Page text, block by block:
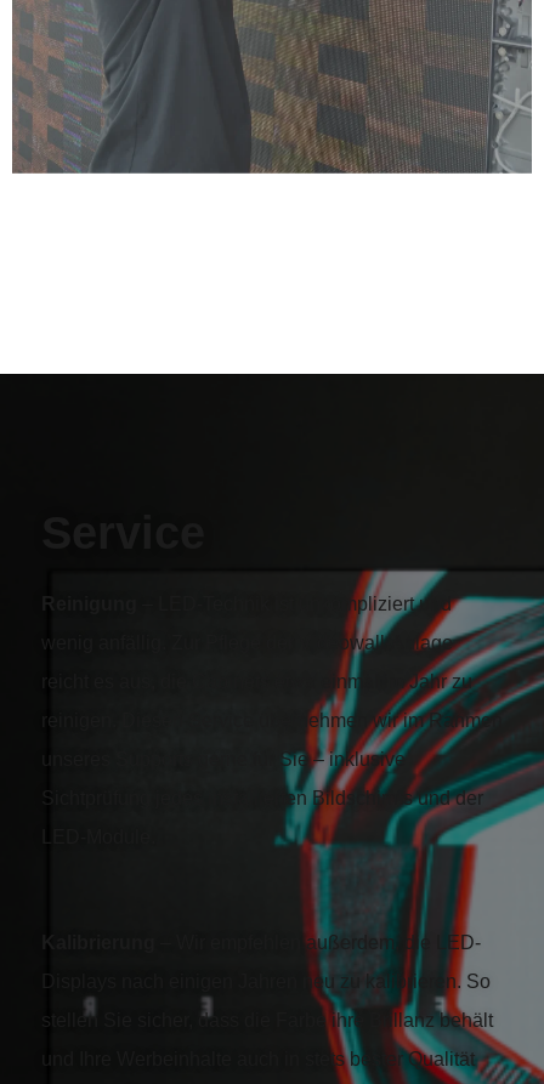
Reinigung
– LED-Technik ist unkompliziert und
wenig anfällig. Zur Pflege der Videowall-Anlage
reicht es aus, die Cabinets etwa einmal im Jahr zu
reinigen. Diesen Service übernehmen wir im Rahmen
unseres Supports gerne für Sie – inklusive
Sichtprüfung jedes installierten Bildschirms und der
Kalibrierung
– Wir empfehlen außerdem, die LED-
Displays nach einigen Jahren neu zu kalibrieren. So
stellen Sie sicher, dass die Farbe ihre Brillanz behält
und Ihre Werbeinhalte auch in stets bester Qualität